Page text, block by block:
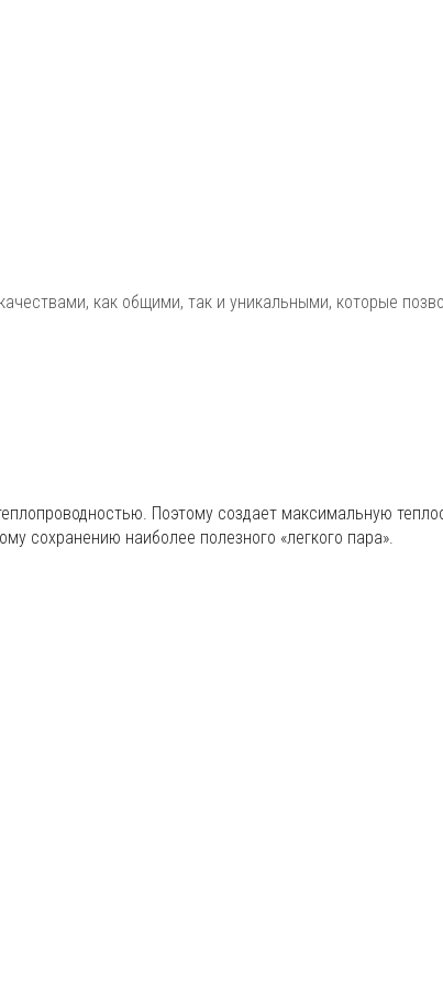
как общими, так и уникальными, которые
Поэтому создает максимальную
сохранению наиболее полезного «легкого пара».